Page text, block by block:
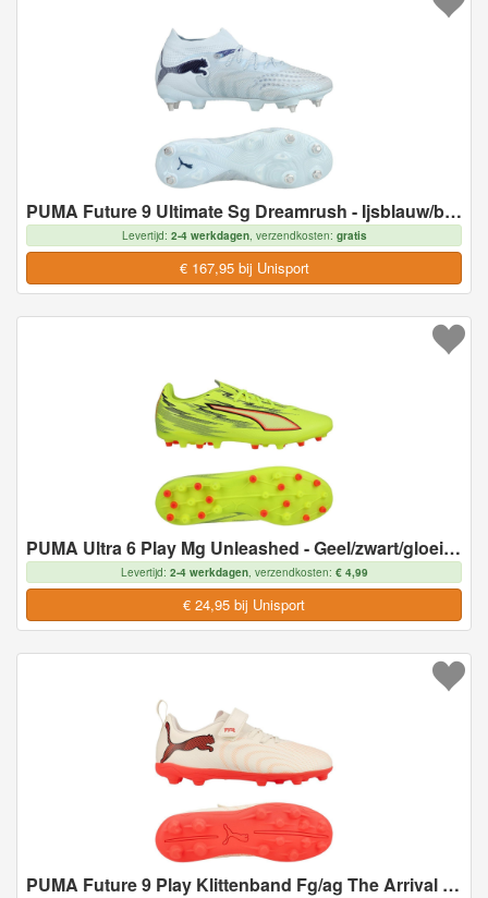
PUMA Future 9 Ultimate Sg Dreamrush - Ijsblauw/blue Jewel - Soft Ground (Sg), maat 40½
Levertijd: 2-4 werkdagen, verzendkosten: gratis
€ 167,95 bij Unisport
PUMA Ultra 6 Play Mg Unleashed - Geel/zwart/gloeiend Rood/neon - Multi Ground (Mg), maat 44
Levertijd: 2-4 werkdagen, verzendkosten: € 4,99
€ 24,95 bij Unisport
PUMA Future 9 Play Klittenband Fg/ag The Arrival - Amangaan Met Suiker/wit/ultra Red/zwart Kids, maat 35½